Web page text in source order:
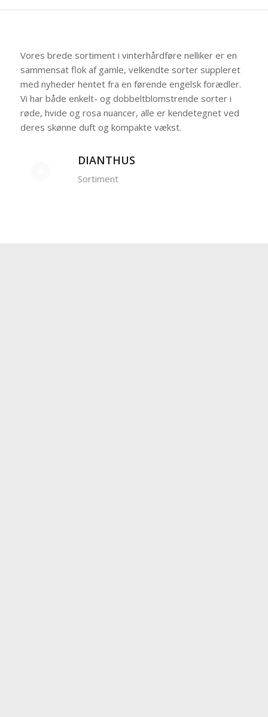
Vores brede sortiment i vinterhårdføre nelliker er en
sammensat flok af gamle, velkendte sorter suppleret
med nyheder hentet fra en førende engelsk forædler.
Vi har både enkelt- og dobbeltblomstrende sorter i
røde, hvide og rosa nuancer, alle er kendetegnet ved
deres skønne duft og kompakte vækst.
DIANTHUS
Sortiment